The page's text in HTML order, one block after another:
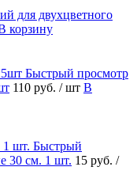
для двухцветного
корзину
Быстрый просмотр
110 руб. / шт В
Быстрый
30 см. 1 шт. 15 руб. /